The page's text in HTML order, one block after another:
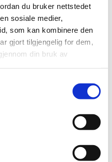
du bruker nettstedet
sosiale medier,
som kan kombinere den
gjort tilgjengelig for dem,
din bruk av